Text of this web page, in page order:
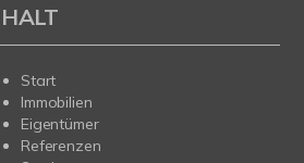
Start
Immobilien
Eigentümer
Referenzen